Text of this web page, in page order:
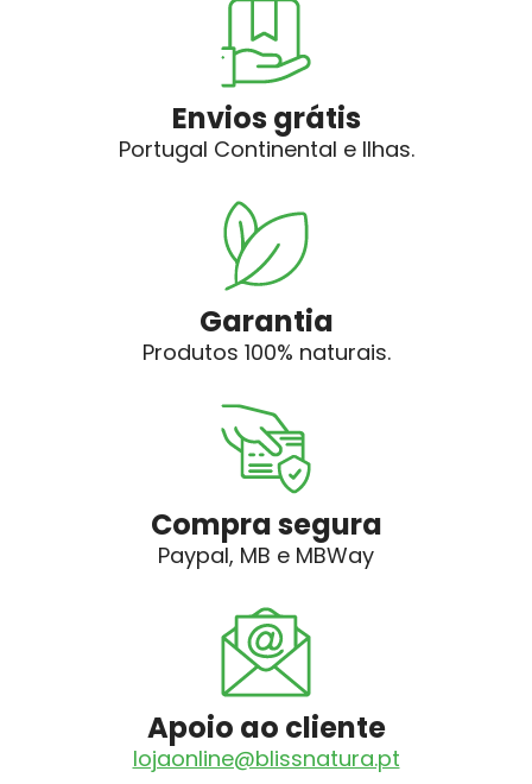
Envios grátis
Portugal Continental e Ilhas.
Garantia
Produtos 100% naturais.
Compra segura
Paypal, MB e MBWay
Apoio ao cliente
lojaonline@blissnatura.pt